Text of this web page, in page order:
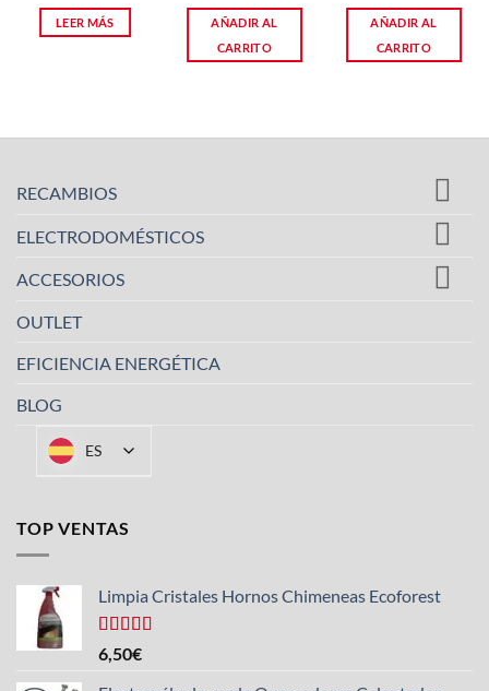
LEER MÁS
AÑADIR AL
CARRITO
AÑADIR AL
CARRITO
RECAMBIOS
ELECTRODOMÉSTICOS
ACCESORIOS
OUTLET
EFICIENCIA ENERGÉTICA
BLOG
ES
TOP VENTAS
Limpia Cristales Hornos Chimeneas Ecoforest
Valorado
con
de 5
6,50€